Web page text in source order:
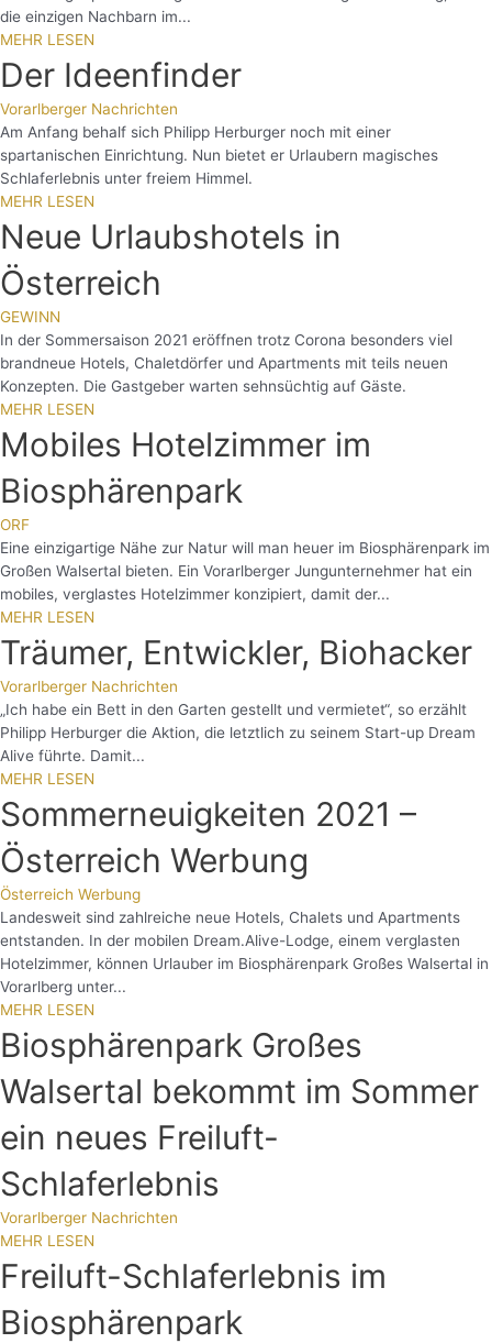
die einzigen Nachbarn im...
MEHR LESEN
Der Ideenfinder
Vorarlberger Nachrichten
Am Anfang behalf sich Philipp Herburger noch mit einer
spartanischen Einrichtung. Nun bietet er Urlaubern magisches
Schlaferlebnis unter freiem Himmel.
MEHR LESEN
Neue Urlaubshotels in
Österreich
GEWINN
In der Sommersaison 2021 eröffnen trotz Corona besonders viel
brandneue Hotels, Chaletdörfer und Apartments mit teils neuen
Konzepten. Die Gastgeber warten sehnsüchtig auf Gäste.
MEHR LESEN
Mobiles Hotelzimmer im
Biosphärenpark
ORF
Eine einzigartige Nähe zur Natur will man heuer im Biosphärenpark im
Großen Walsertal bieten. Ein Vorarlberger Jungunternehmer hat ein
mobiles, verglastes Hotelzimmer konzipiert, damit der...
MEHR LESEN
Träumer, Entwickler, Biohacker
Vorarlberger Nachrichten
„Ich habe ein Bett in den Garten gestellt und vermietet“, so erzählt
Philipp Herburger die Aktion, die letztlich zu seinem Start-up Dream
Alive führte. Damit...
MEHR LESEN
Sommerneuigkeiten 2021 –
Österreich Werbung
Österreich Werbung
Landesweit sind zahlreiche neue Hotels, Chalets und Apartments
entstanden. In der mobilen Dream.Alive-Lodge, einem verglasten
Hotelzimmer, können Urlauber im Biosphärenpark Großes Walsertal in
Vorarlberg unter...
MEHR LESEN
Biosphärenpark Großes
Walsertal bekommt im Sommer
ein neues Freiluft-
Schlaferlebnis
Vorarlberger Nachrichten
MEHR LESEN
Freiluft-Schlaferlebnis im
Biosphärenpark